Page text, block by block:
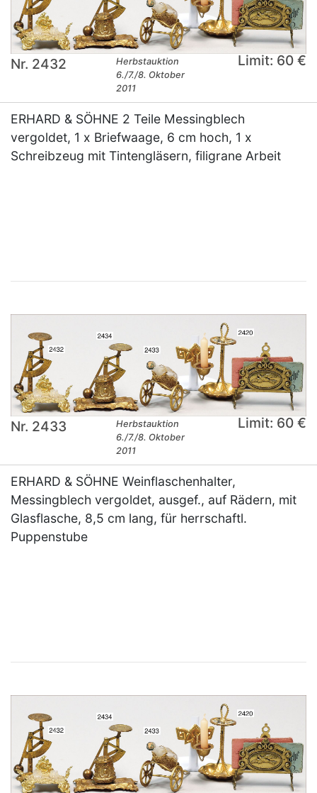
Nr. 2432
Herbstauktion
6./7./8. Oktober
2011
Limit: 60 €
ERHARD & SÖHNE 2 Teile Messingblech
vergoldet, 1 x Briefwaage, 6 cm hoch, 1 x
Schreibzeug mit Tintengläsern, filigrane Arbeit
Nr. 2433
Herbstauktion
6./7./8. Oktober
2011
Limit: 60 €
ERHARD & SÖHNE Weinflaschenhalter,
Messingblech vergoldet, ausgef., auf Rädern, mit
Glasflasche, 8,5 cm lang, für herrschaftl.
Puppenstube